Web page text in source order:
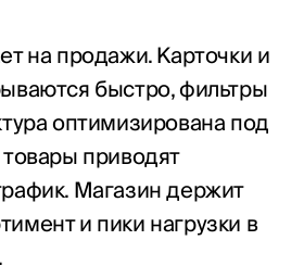
на продажи. Карточки и
быстро, фильтры
оптимизирована под
приводят
Магазин держит
и пики нагрузки в